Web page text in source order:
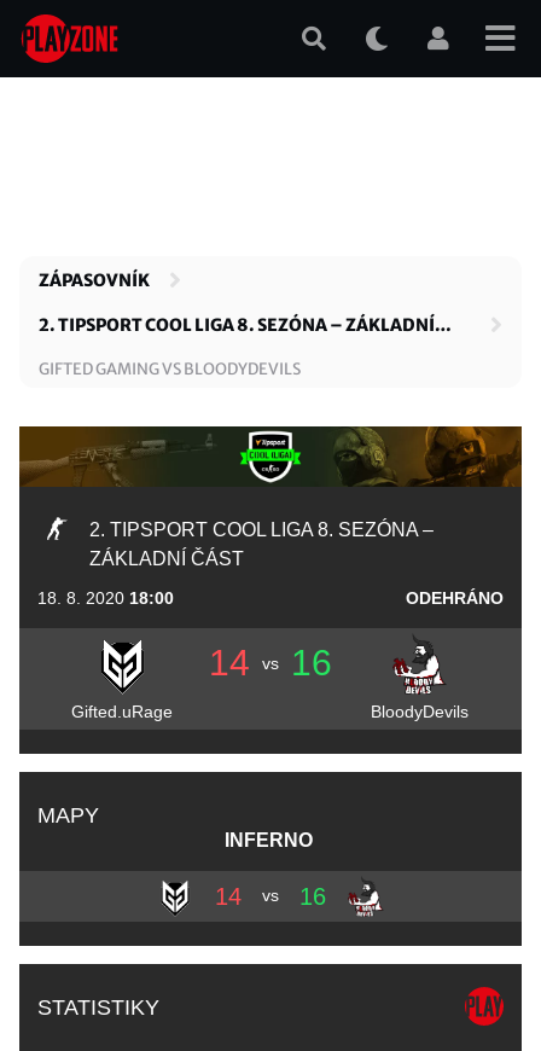
Přejít
hlavnímu
ZÁPASOVNÍK
2. TIPSPORT COOL LIGA 8. SEZÓNA – ZÁKLADNÍ
GIFTED GAMING VS BLOODYDEVILS
2. TIPSPORT COOL LIGA 8. SEZÓNA –
ZÁKLADNÍ ČÁST
18. 8. 2020 18:00 ODEHRÁNO
14 vs 16
Gifted.uRage BloodyDevils
MAPY
INFERNO
14 vs 16
STATISTIKY